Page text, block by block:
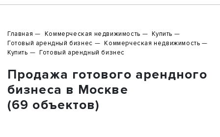
Главная Коммерческая недвижимость
Купить
Готовый арендный бизнес
Коммерческая недвижимость
Купить
Готовый арендный бизнес
Продажа готового арендного
бизнеса в Москве
(69 объектов)